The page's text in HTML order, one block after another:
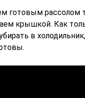
готовым рассолом
крышкой. Как
в